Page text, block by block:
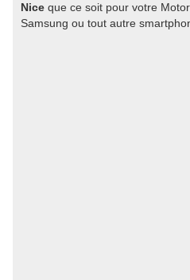
Nice que ce soit pour votre
Samsung ou tout autre